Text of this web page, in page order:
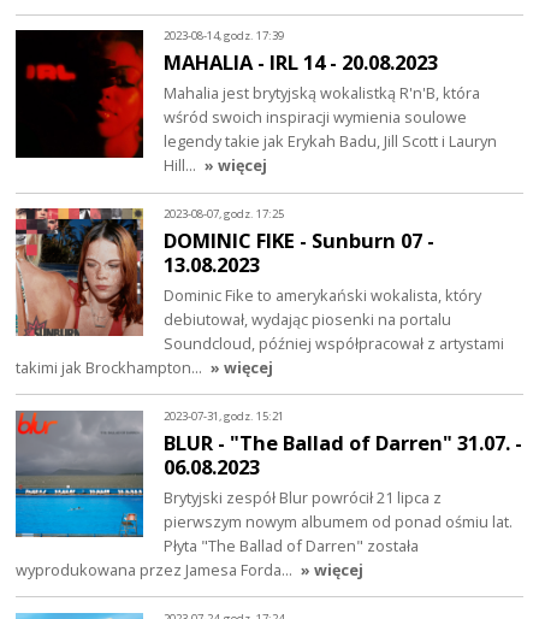
2023-08-14, godz. 17:39
MAHALIA - IRL 14 - 20.08.2023
Mahalia jest brytyjską wokalistką R'n'B, która
wśród swoich inspiracji wymienia soulowe
legendy takie jak Erykah Badu, Jill Scott i Lauryn
Hill… » więcej
2023-08-07, godz. 17:25
DOMINIC FIKE - Sunburn 07 -
13.08.2023
Dominic Fike to amerykański wokalista, który
debiutował, wydając piosenki na portalu
Soundcloud, później współpracował z artystami
takimi jak Brockhampton… » więcej
2023-07-31, godz. 15:21
BLUR - "The Ballad of Darren" 31.07. -
06.08.2023
Brytyjski zespół Blur powrócił 21 lipca z
pierwszym nowym albumem od ponad ośmiu lat.
Płyta "The Ballad of Darren" została
wyprodukowana przez Jamesa Forda… » więcej